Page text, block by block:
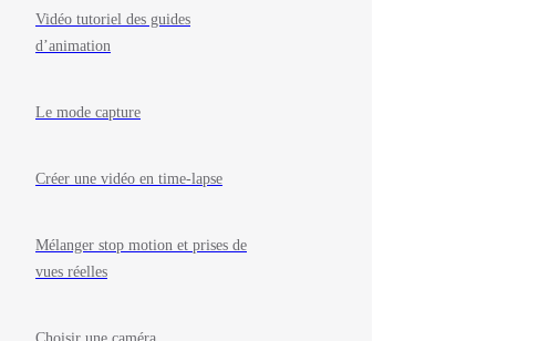
Vidéo tutoriel des guides
d’animation
Le mode capture
Créer une vidéo en time-lapse
Mélanger stop motion et prises de
vues réelles